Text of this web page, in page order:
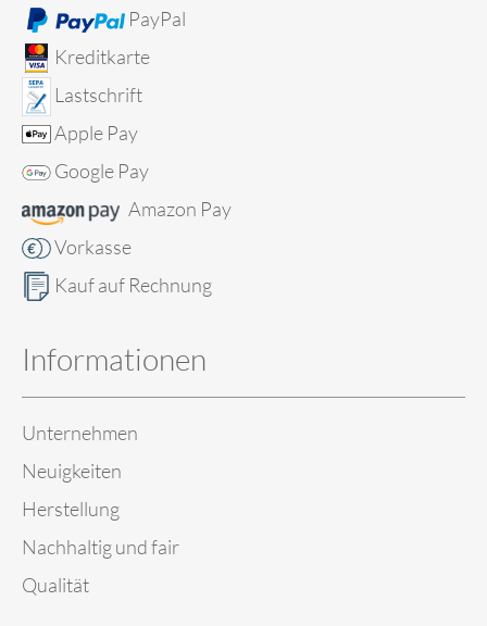
PayPal
Kreditkarte
Lastschrift
Apple Pay
Google Pay
Amazon Pay
Vorkasse
Kauf auf Rechnung
Informationen
Unternehmen
Neuigkeiten
Herstellung
Nachhaltig und fair
Qualität